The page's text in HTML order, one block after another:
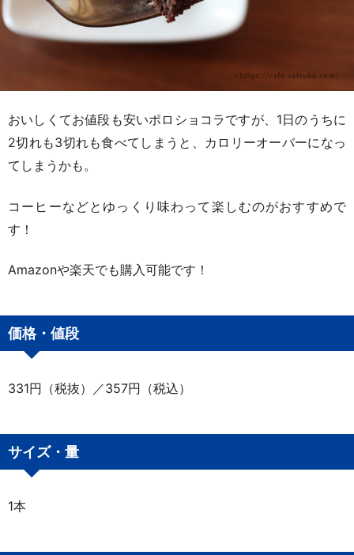
おいしくてお値段も安いポロショコラですが、1日のうちに
2切れも3切れも食べてしまうと、カロリーオーバーになっ
てしまうかも。
コーヒーなどとゆっくり味わって楽しむのがおすすめで
す！
Amazonや楽天でも購入可能です！
価格・値段
331円（税抜）／357円（税込）
サイズ・量
1本